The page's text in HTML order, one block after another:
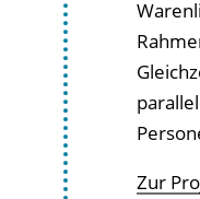
Zur